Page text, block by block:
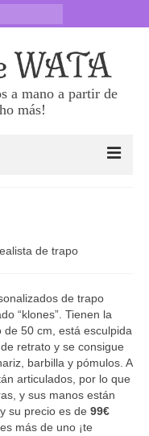
a mano a partir de
más!
de trapo
de trapo
“klones”. Tienen la
50 cm, está esculpida
retrato y se consigue
barbilla y pómulos. A
articulados, por lo que
y sus manos están
su precio es de 99€
más de uno ¡te